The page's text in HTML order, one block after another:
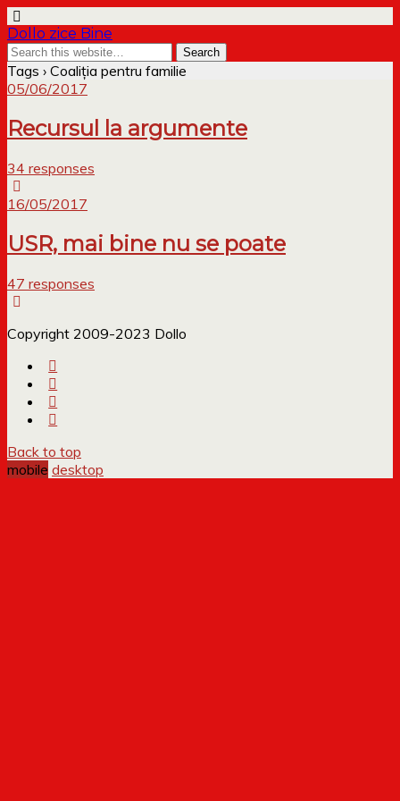
Dollo zice Bine
Tags › Coaliția pentru familie
05/06/2017
Recursul la argumente
34 responses
16/05/2017
USR, mai bine nu se poate
47 responses
Copyright 2009-2023 Dollo
Back to top
mobile desktop